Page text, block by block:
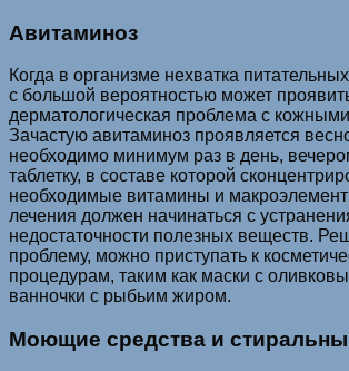
Авитаминоз
Когда в организме нехватка
с большой вероятностью может
дерматологическая проблема с
Зачастую авитаминоз проявляется
необходимо минимум раз в день,
таблетку, в составе которой
необходимые витамины и
лечения должен начинаться с
недостаточности полезных веществ.
проблему, можно приступать к
процедурам, таким как маски с
ванночки с рыбьим жиром.
Моющие средства и